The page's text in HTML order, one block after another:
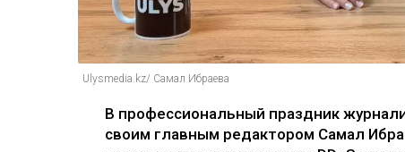
Ulysmedia.kz/ Самал Ибраева
В профессиональный праздник
своим главным редактором Самал